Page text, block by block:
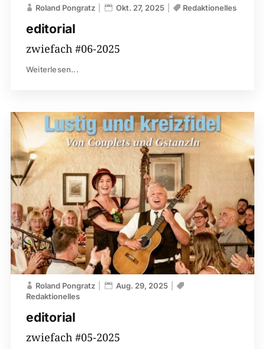
editorial
Roland Pongratz Okt. 27, 2025 Redaktionelles
zwiefach #06-2025
Weiterlesen...
editorial
Roland Pongratz
Aug. 29, 2025
Redaktionelles
zwiefach #05-2025